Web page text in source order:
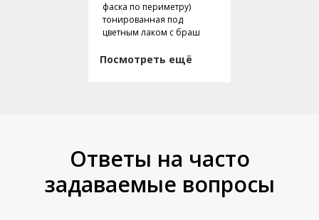
фаска по периметру)
тонированная под
цветным лаком с браш
Посмотреть ещё
Ответы на часто
задаваемые вопросы